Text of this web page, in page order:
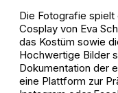
Die Fotografie
Cosplay von Eva
das Kostüm sowie
Hochwertige Bilder
Dokumentation der
eine Plattform zur